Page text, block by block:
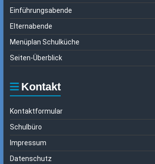
Einführungsabende
Elternabende
Menüplan Schulküche
Seiten-Überblick
Kontakt
Kontaktformular
Schulbüro
Impressum
Datenschutz